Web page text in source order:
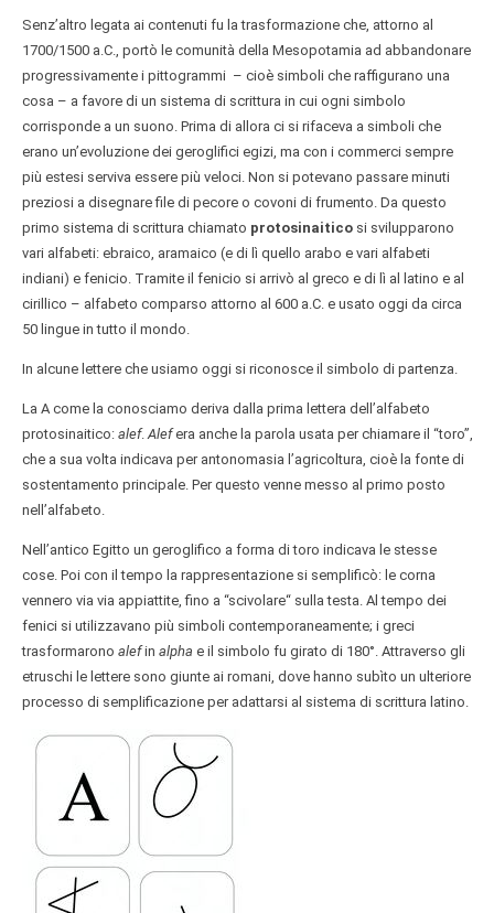
Senz’altro legata ai contenuti fu la trasformazione che, attorno al
1700/1500 a.C., portò le comunità della Mesopotamia ad abbandonare
progressivamente i pittogrammi – cioè simboli che raffigurano una
cosa – a favore di un sistema di scrittura in cui ogni simbolo
corrisponde a un suono. Prima di allora ci si rifaceva a simboli che
erano un’evoluzione dei geroglifici egizi, ma con i commerci sempre
più estesi serviva essere più veloci. Non si potevano passare minuti
preziosi a disegnare file di pecore o covoni di frumento. Da questo
primo sistema di scrittura chiamato protosinaiticosi svilupparono
vari alfabeti: ebraico, aramaico (e di lì quello arabo e vari alfabeti
indiani) e fenicio. Tramite il fenicio si arrivò al greco e di lì al latino e al
cirillico – alfabeto comparso attorno al 600 a.C. e usato oggi da circa
50 lingue in tutto il mondo.
In alcune lettere che usiamo oggi si riconosce il simbolo di partenza.
La A come la conosciamo deriva dalla prima lettera dell’alfabeto
protosinaitico: alef.Alefera anche la parola usata per chiamare il “toro”,
che a sua volta indicava per antonomasia l’agricoltura, cioè la fonte di
sostentamento principale. Per questo venne messo al primo posto
nell’alfabeto.
Nell’antico Egitto un geroglifico a forma di toro indicava le stesse
cose. Poi con il tempo la rappresentazione si semplificò: le corna
vennero via via appiattite, fino a “scivolare“ sulla testa. Al tempo dei
fenici si utilizzavano più simboli contemporaneamente; i greci
trasformarono alefin alpha e il simbolo fu girato di 180°. Attraverso gli
etruschi le lettere sono giunte ai romani, dove hanno subìto un ulteriore
processo di semplificazione per adattarsi al sistema di scrittura latino.